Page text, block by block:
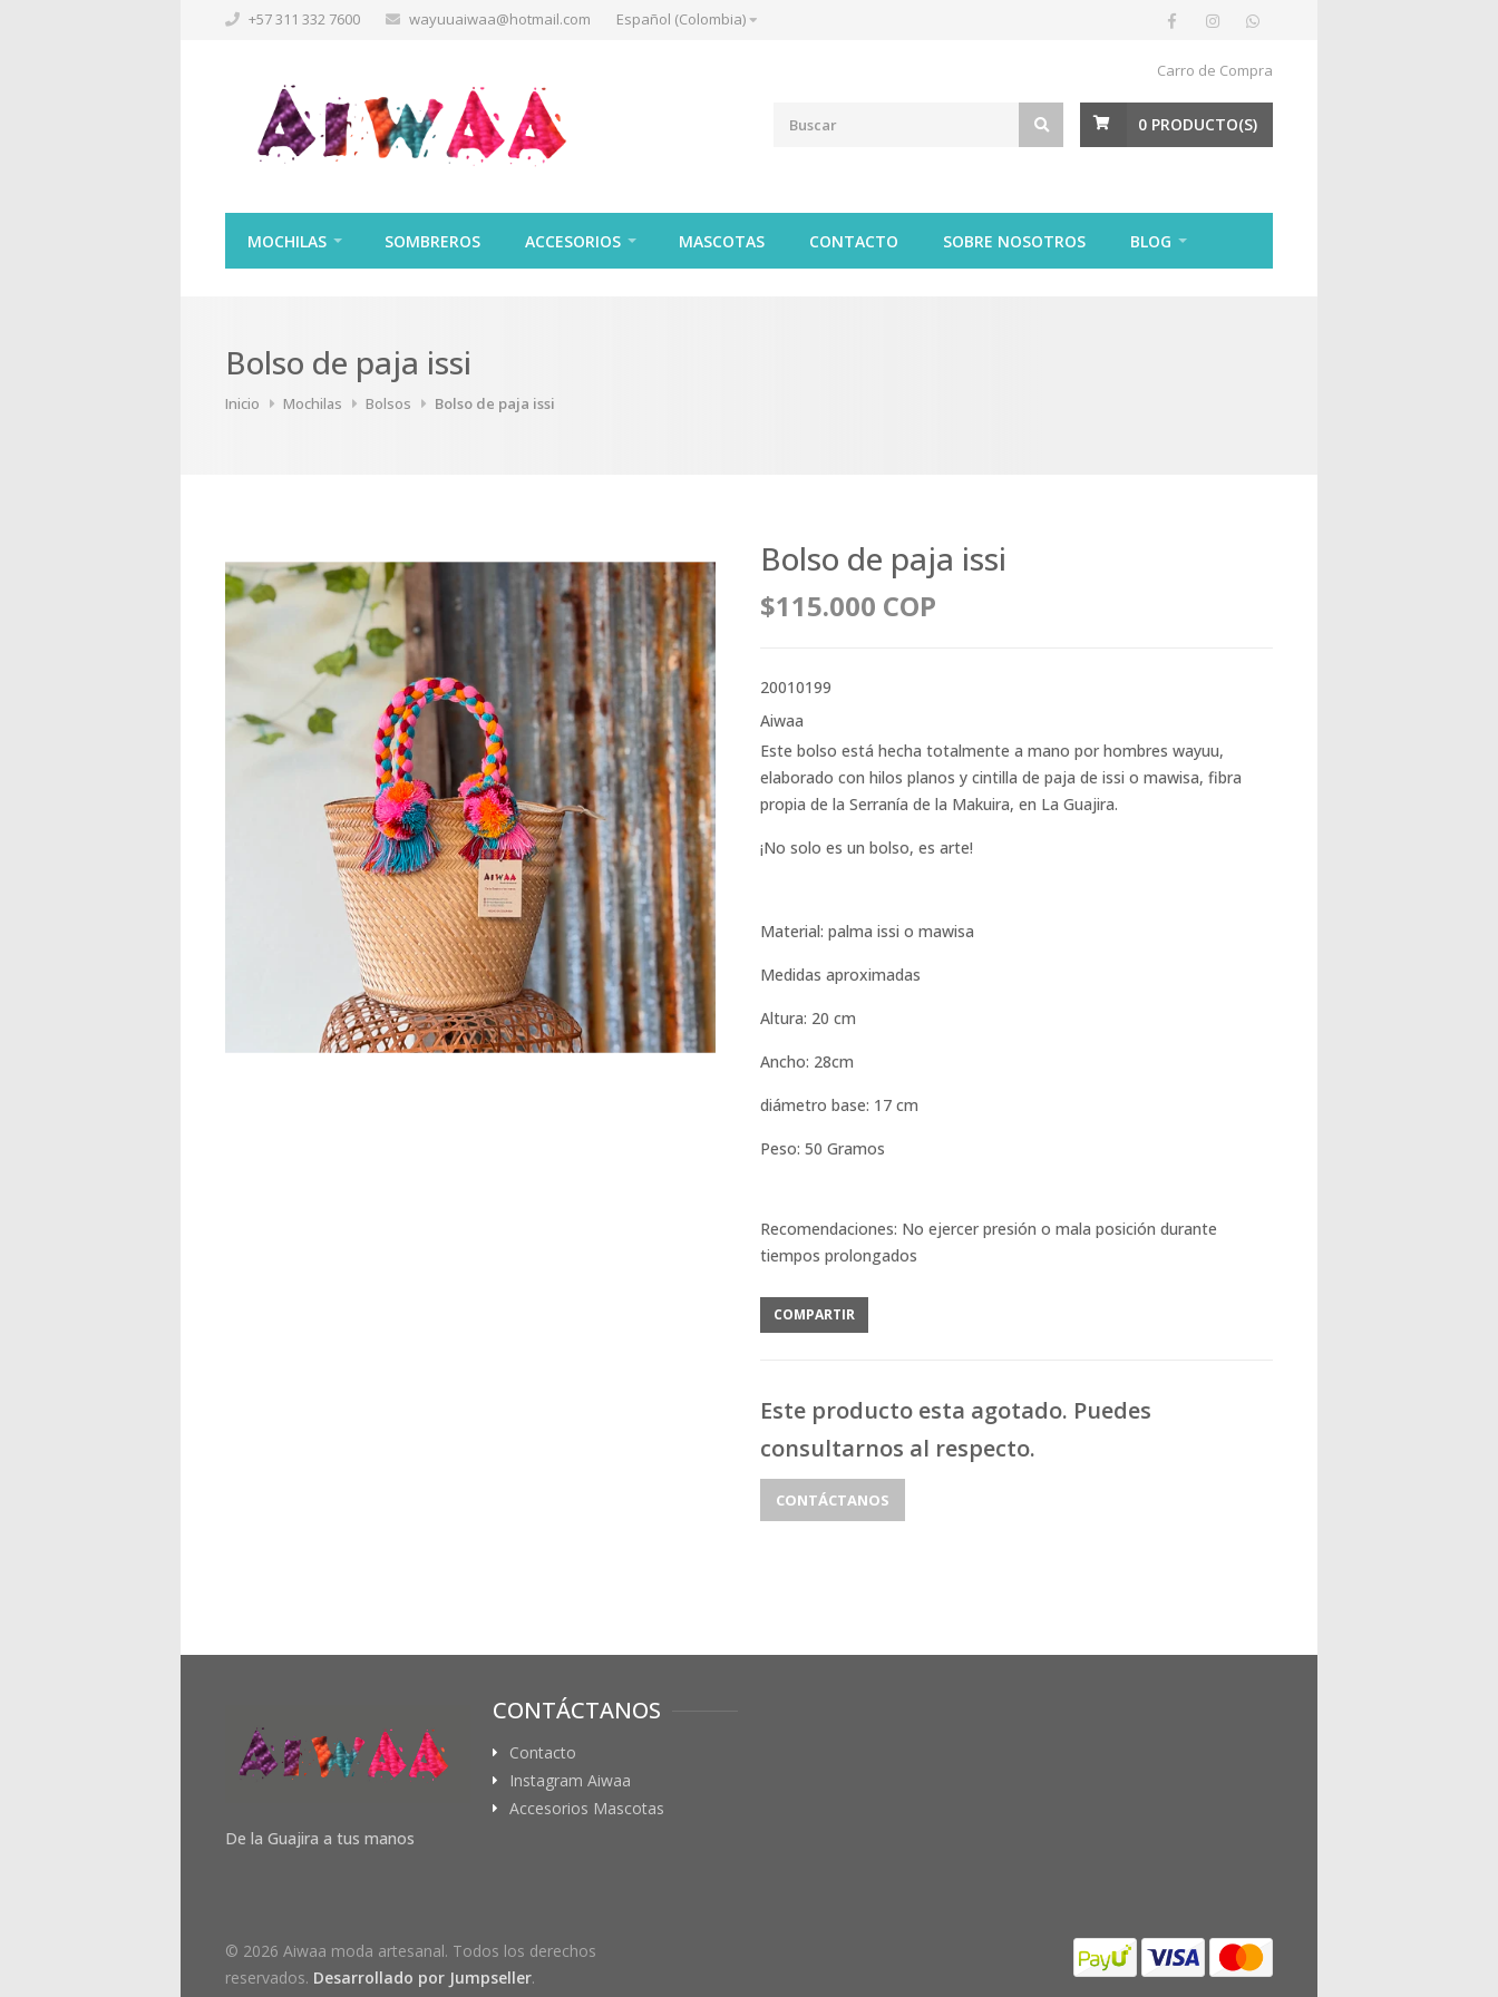
+57 311 332 7600 wayuuaiwaa@hotmail.com Español (Colombia)
Carro de Compra
0 PRODUCTO(S)
MOCHILAS SOMBREROS ACCESORIOS MASCOTAS CONTACTO SOBRE NOSOTROS BLOG
Bolso de paja issi
Inicio Mochilas Bolsos Bolso de paja issi
Bolso de paja issi
$115.000 COP
20010199
Aiwaa
Este bolso está hecha totalmente a mano por hombres wayuu,
elaborado con hilos planos y cintilla de paja de issi o mawisa, fibra
propia de la Serranía de la Makuira, en La Guajira.
¡No solo es un bolso, es arte!
Material: palma issi o mawisa
Medidas aproximadas
Altura: 20 cm
Ancho: 28cm
diámetro base: 17 cm
Peso: 50 Gramos
Recomendaciones: No ejercer presión o mala posición durante
tiempos prolongados
COMPARTIR
Este producto esta agotado. Puedes
consultarnos al respecto.
CONTÁCTANOS
De la Guajira a tus manos
CONTÁCTANOS
Contacto
Instagram Aiwaa
Accesorios Mascotas
© 2026 Aiwaa moda artesanal. Todos los derechos
reservados. Desarrollado por Jumpseller.